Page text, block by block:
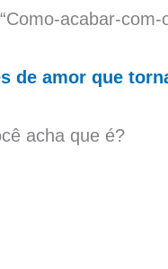
acabar-
de amor que
acha que é?